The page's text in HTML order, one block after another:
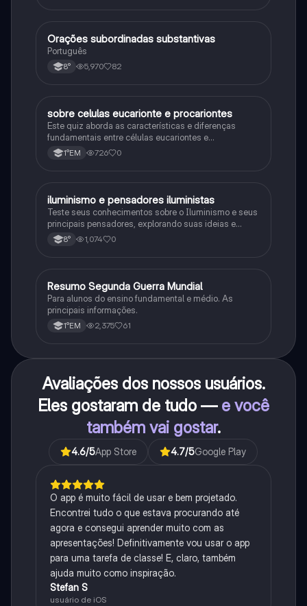
Português
Orações subordinadas substantivas
Português
8° 5,970 82
Biologia
sobre celulas eucarionte e procariontes
Este quiz aborda as características e diferenças
fundamentais entre células eucariontes e
procariontes.
1°EM 726 0
História
iluminismo e pensadores iluministas
Teste seus conhecimentos sobre o Iluminismo e seus
principais pensadores, explorando suas ideias e
impacto histórico.
8° 1,074 0
História
Resumo Segunda Guerra Mundial
Para alunos do ensino fundamental e médio. As
principais informações.
1°EM 2,375 61
Avaliações dos nossos usuários.
Eles gostaram de tudo — e você
também vai gostar.
4.6/5App Store 4.7/5Google Play
O app é muito fácil de usar e bem projetado.
Encontrei tudo o que estava procurando até
agora e consegui aprender muito com as
apresentações! Definitivamente vou usar o app
para uma tarefa de classe! E, claro, também
ajuda muito como inspiração.
Stefan S
usuário de iOS